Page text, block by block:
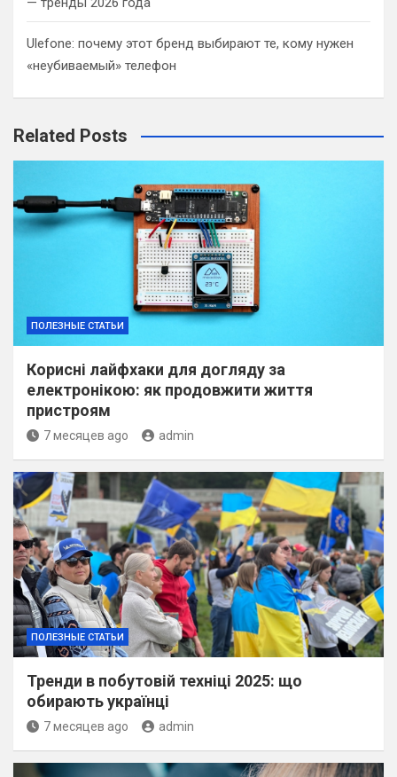
Ulefone: почему этот бренд выбирают те, кому нужен
«неубиваемый» телефон
Related Posts
ПОЛЕЗНЫЕ СТАТЬИ
Корисні лайфхаки для догляду за
електронікою: як продовжити життя
пристроям
7 месяцев ago admin
ПОЛЕЗНЫЕ СТАТЬИ
Тренди в побутовій техніці 2025: що
обирають українці
7 месяцев ago admin